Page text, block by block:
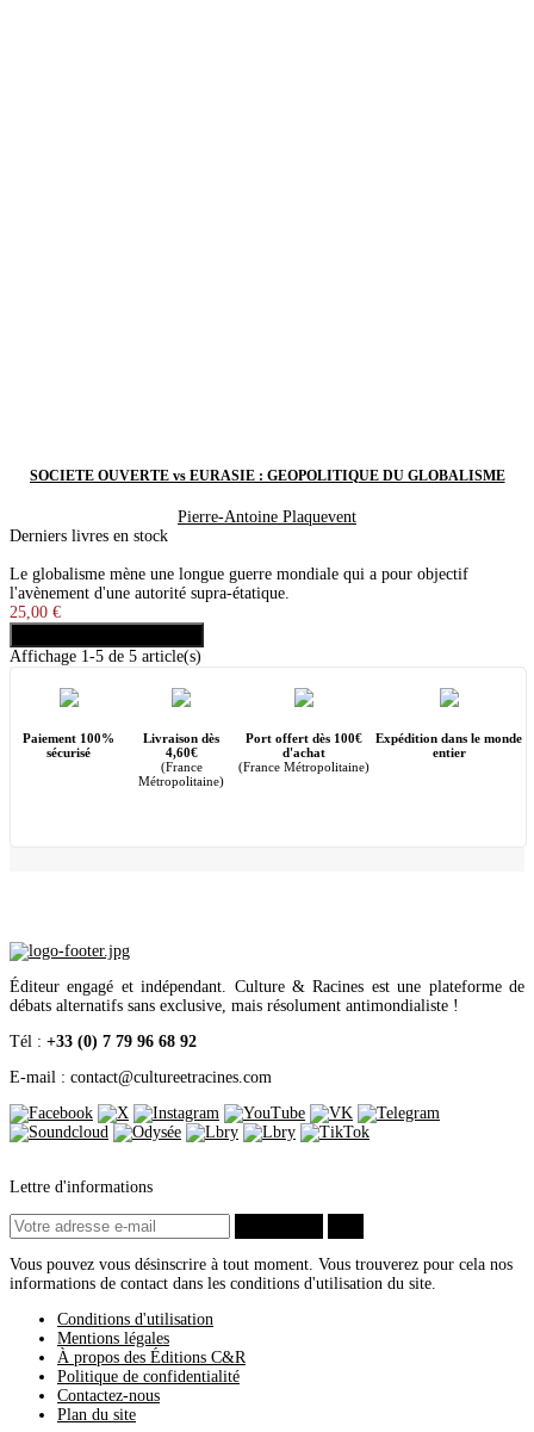
SOCIÉTÉ OUVERTE vs EURASIE : GÉOPOLITIQUE DU GLOBALISME
Pierre-Antoine Plaquevent
Derniers livres en stock
Le globalisme mène une longue guerre mondiale qui a pour objectif
l'avènement d'une autorité supra-étatique.
25,00 €
Affichage 1-5 de 5 article(s)
Paiement 100%
sécurisé
Livraison dès
4,60€
(France
Métropolitaine)
Port offert dès 100€
d'achat
(France Métropolitaine)
Expédition dans le monde
entier
Éditeur engagé et indépendant. Culture & Racines est une plateforme de
débats alternatifs sans exclusive, mais résolument antimondialiste !
Tél : +33 (0) 7 79 96 68 92
E-mail : contact@cultureetracines.com
Lettre d'informations
Vous pouvez vous désinscrire à tout moment. Vous trouverez pour cela nos
informations de contact dans les conditions d'utilisation du site.
Conditions d'utilisation
Mentions légales
À propos des Éditions C&R
Politique de confidentialité
Contactez-nous
Plan du site